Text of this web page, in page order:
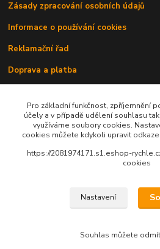
Zásady zpracování osobních údajů
Informace o používání cookies
Reklamační řad
Doprava a platba
Upravit sběr
© 2010 - 2026
Pro základní funkčnost, zpříjemnění
účely a v případě udělení souhlasu
využíváme soubory cookies.
cookies můžete kdykoli upravit
https://2081974171.s1.eshop-
cookies
Nastavení
Souhlas můžete